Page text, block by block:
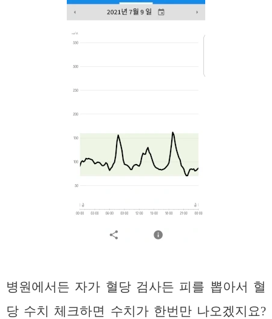
병원에서든 자가 혈당 검사든 피를 뽑아서 혈
당 수치 체크하면 수치가 한번만 나오겠지요?